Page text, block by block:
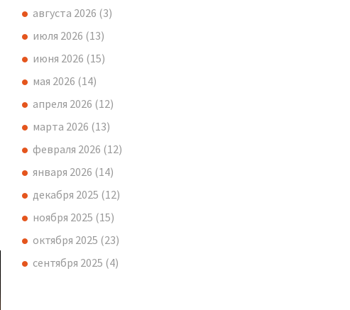
августа 2026 (3)
июля 2026 (13)
июня 2026 (15)
мая 2026 (14)
апреля 2026 (12)
марта 2026 (13)
февраля 2026 (12)
января 2026 (14)
декабря 2025 (12)
ноября 2025 (15)
октября 2025 (23)
сентября 2025 (4)